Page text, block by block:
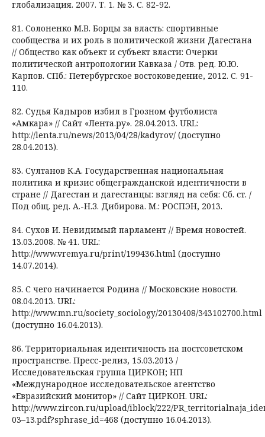
глобализация. 2007. Т. 1. № 3. С. 82-92.
81. Солоненко М.В. Борцы за власть: спортивные
сообщества и их роль в политической жизни Дагестана
// Общество как объект и субъект власти: Очерки
политической антропологии Кавказа / Отв. ред. Ю.Ю.
Карпов. СПб.: Петербургское востоковедение, 2012. C. 91-
110.
82. Судья Кадыров избил в Грозном футболиста
«Амкара» // Сайт «Лента.ру». 28.04.2013. URL:
http://lenta.ru/news/2013/04/28/kadyrov/ (доступно
28.04.2013).
83. Султанов К.А. Государственная национальная
политика и кризис общегражданской идентичности в
стране // Дагестан и дагестанцы: взгляд на себя: Сб. ст. /
Под общ. ред. А.-Н.З. Дибирова. М.: РОСПЭН, 2013.
84. Сухов И. Невидимый парламент // Время новостей.
13.03.2008. № 41. URL:
http://www.vremya.ru/print/199436.html (доступно
14.07.2014).
85. С чего начинается Родина // Московские новости.
08.04.2013. URL:
http://www.mn.ru/society_sociology/20130408/343102700.html
(доступно 16.04.2013).
86. Территориальная идентичность на постсоветском
пространстве. Пресс-релиз, 15.03.2013 /
Исследовательская группа ЦИРКОН; НП
«Международное исследовательское агентство
«Евразийский монитор» // Сайт ЦИРКОН. URL:
http://www.zircon.ru/upload/iblock/222/
03–13.pdf?sphrase_id=468 (доступно 16.04.2013).